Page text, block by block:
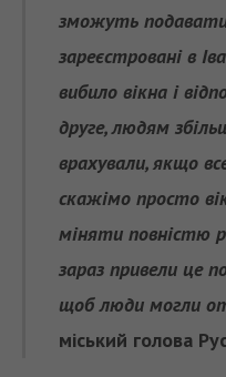
зможуть
зареєстровані в
вибило вікна і
друге, людям
врахували, якщо
скажімо просто
міняти повністю
зараз привели це
щоб люди могли
міський голова